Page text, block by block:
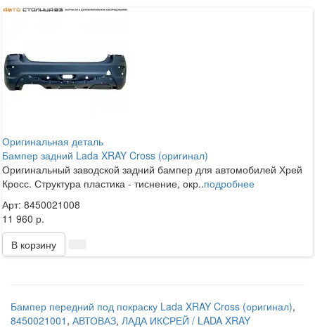
Оригинальная деталь
Бампер задний Lada XRAY Cross (оригинал)
Оригинальный заводской задний бампер для автомобилей Хрей
Кросс. Структура пластика - тиснение, окр..подробнее
Арт: 8450021008
11 960 р.
В корзину
Бампер передний под покраску Lada XRAY Cross (оригинал),
8450021001 , АВТОВАЗ, ЛАДА ИКСРЕЙ / LADA XRAY